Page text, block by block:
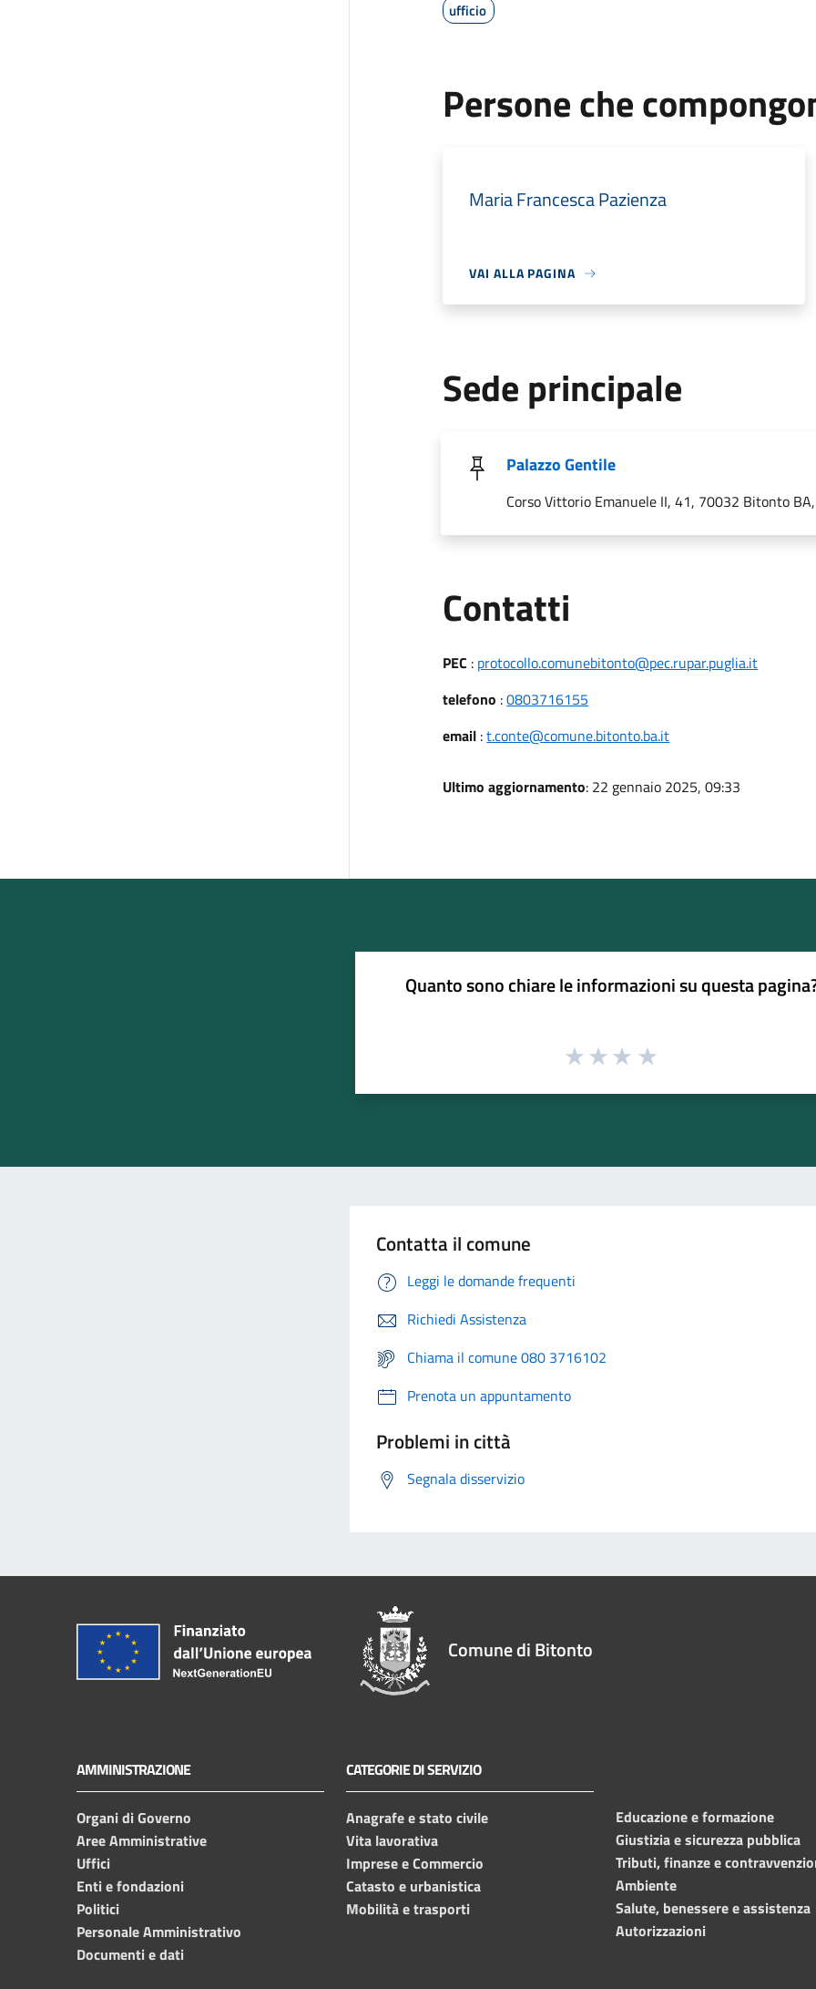
ufficio
Persone che
Maria Francesca Pazienza
VAI ALLA PAGINA
Sede principale
Palazzo Gentile
Corso Vittorio Emanuele II, 41, 70032 Bitonto
Contatti
PEC : protocollo.comunebitonto@pec.rupar.puglia.it
telefono :0803716155
email :t.conte@comune.bitonto.ba.it
Ultimo aggiornamento: 22 gennaio 2025, 09:33
Quanto sono chiare le informazioni su questa
Contatta il comune
Leggi le domande frequenti
Richiedi Assistenza
Chiama il comune 080 3716102
Prenota un appuntamento
Problemi in città
Segnala disservizio
Comune di Bitonto
AMMINISTRAZIONE
Organi di Governo
Aree Amministrative
Uffici
Enti e fondazioni
Politici
Personale Amministrativo
Documenti e dati
CATEGORIE DI SERVIZIO
Anagrafe e stato civile
Vita lavorativa
Imprese e Commercio
Catasto e urbanistica
Mobilità e trasporti
Educazione e formazione
Giustizia e sicurezza pubblica
Tributi, finanze e
Ambiente
Salute, benessere e assistenza
Autorizzazioni